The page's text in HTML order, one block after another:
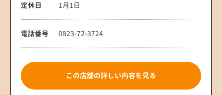
定休日 1月1日
電話番号 0823-72-3724
この店舗の詳しい内容を見る